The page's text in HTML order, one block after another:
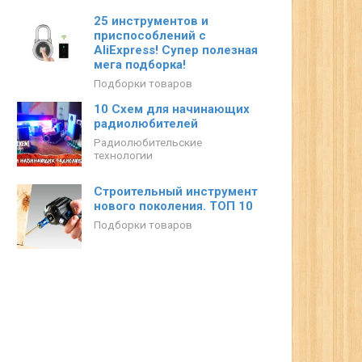
25 инструментов и
приспособлений с
AliExpress! Супер полезная
мега подборка!
Подборки товаров
10 Схем для начинающих
радиолюбителей
Радиолюбительские
технологии
Строительный инструмент
нового поколения. ТОП 10
Подборки товаров